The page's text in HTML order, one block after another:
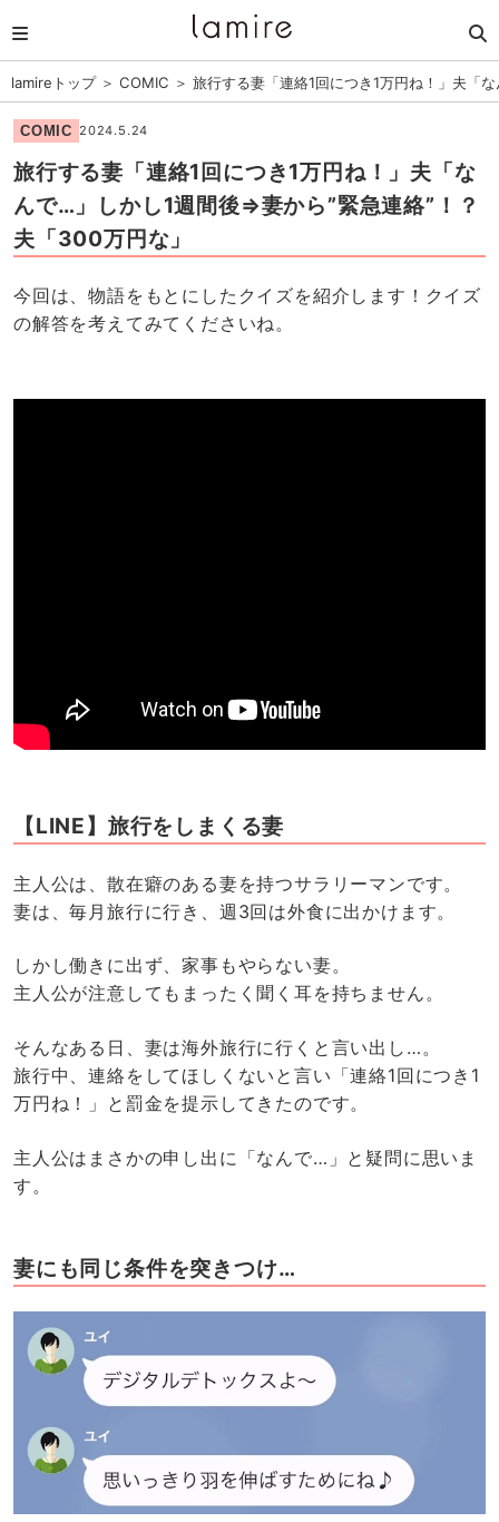
lamireトップ＞ COMIC ＞ 旅行する妻「連絡1回につき1万円ね！」夫「
COMIC 2024.5.24
旅行する妻「連絡1回につき1万円ね！」夫「な
んで…」しかし1週間後⇒妻から”緊急連絡”！？
夫「300万円な」
今回は、物語をもとにしたクイズを紹介します！クイズ
の解答を考えてみてくださいね。
【LINE】旅行をしまくる妻
主人公は、散在癖のある妻を持つサラリーマンです。
妻は、毎月旅行に行き、週3回は外食に出かけます。
しかし働きに出ず、家事もやらない妻。
主人公が注意してもまったく聞く耳を持ちません。
そんなある日、妻は海外旅行に行くと言い出し…。
旅行中、連絡をしてほしくないと言い「連絡1回につき1
万円ね！」と罰金を提示してきたのです。
主人公はまさかの申し出に「なんで…」と疑問に思いま
す。
妻にも同じ条件を突きつけ…